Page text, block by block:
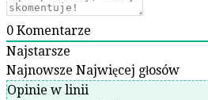
0 Komentarze
Najstarsze
Najnowsze Najwięcej głosów
Opinie w linii